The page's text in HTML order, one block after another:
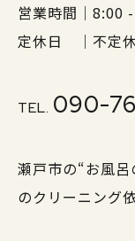
営業時間｜8:00
定休日 ｜不定休
TEL. 090-
瀬戸市の“お風
のクリーニング